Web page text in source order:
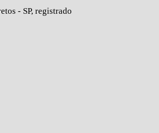
- SP, registrado